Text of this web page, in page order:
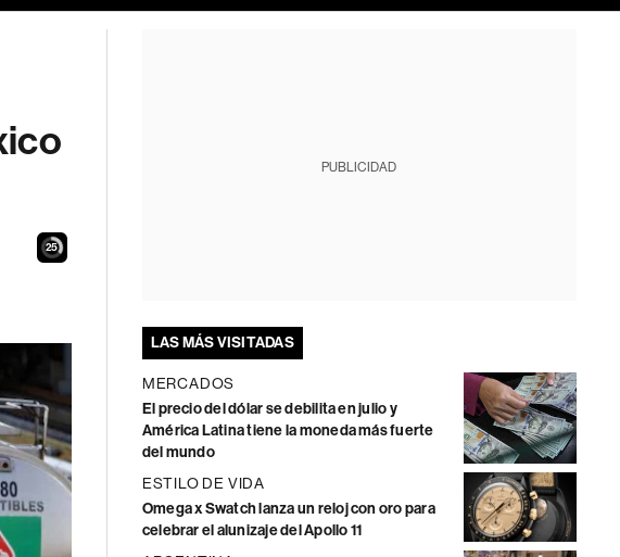
24
PUBLICIDAD
LAS MÁS VISITADAS
MERCADOS
El precio del dólar se debilita en julio y
América Latina tiene la moneda más fuerte
del mundo
ESTILO DE VIDA
Omega x Swatch lanza un reloj con oro para
celebrar el alunizaje del Apollo 11